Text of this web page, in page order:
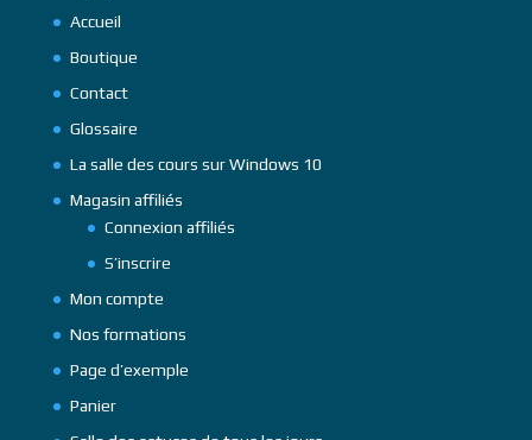
Accueil
Boutique
Contact
Glossaire
La salle des cours sur Windows 10
Magasin affiliés
Connexion affiliés
S’inscrire
Mon compte
Nos formations
Page d’exemple
Panier